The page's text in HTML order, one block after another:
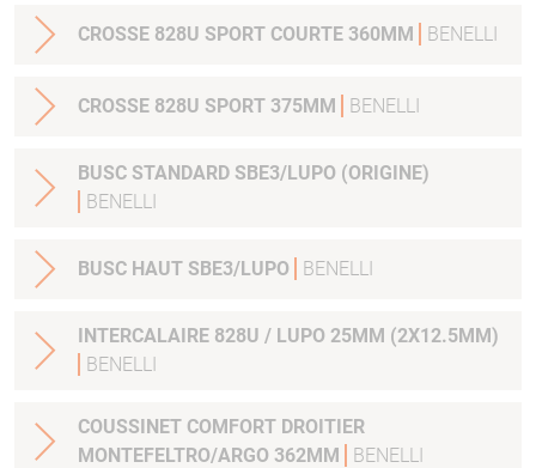
CROSSE 828U SPORT COURTE 360MM BENELLI
CROSSE 828U SPORT 375MM BENELLI
BUSC STANDARD SBE3/LUPO (ORIGINE)
BENELLI
BUSC HAUT SBE3/LUPO BENELLI
INTERCALAIRE 828U / LUPO 25MM (2X12.5MM)
BENELLI
COUSSINET COMFORT DROITIER
MONTEFELTRO/ARGO 362MM
BENELLI